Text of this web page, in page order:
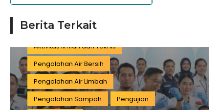
Berita Terkait
Manufaktur
Sertifikasi
Aktivitas Ilmiah dan Teknis
Pengolahan Air Bersih
Pengolahan Air Limbah
Pengolahan Sampah
Pengujian